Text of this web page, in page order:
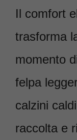
Il comfort
trasforma
momento
felpa
calzini
raccolta e